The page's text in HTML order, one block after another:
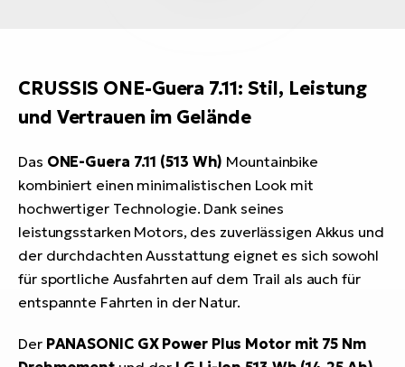
CRUSSIS ONE-Guera 7.11: Stil, Leistung
und Vertrauen im Gelände
Das ONE-Guera 7.11 (513 Wh) Mountainbike
kombiniert einen minimalistischen Look mit
hochwertiger Technologie. Dank seines
leistungsstarken Motors, des zuverlässigen Akkus und
der durchdachten Ausstattung eignet es sich sowohl
für sportliche Ausfahrten auf dem Trail als auch für
entspannte Fahrten in der Natur.
Der PANASONIC GX Power Plus Motor mit 75 Nm